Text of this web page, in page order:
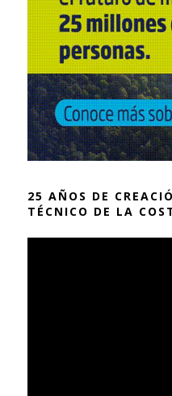
25 AÑOS DE
TÉCNICO DE LA